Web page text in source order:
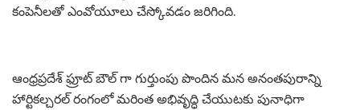
కంపెనీలతో ఎంవోయూలు చేస్కోవడం జరిగింది.
ఆంధ్రప్రదేశ్ ఫ్రూట్ బౌల్ గా గుర్తుంపు పొందిన మన అనంతపురాన్ని
హార్టికల్చరల్ రంగంలో మరింత అభివృద్ధి చేయుటకు పునాధిగా